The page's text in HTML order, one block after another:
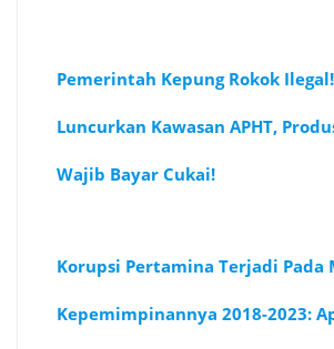
Pemerintah Kepung Rokok
Luncurkan Kawasan APHT,
Wajib Bayar Cukai!
Korupsi Pertamina Terjadi Pada
Kepemimpinannya 2018-2023: